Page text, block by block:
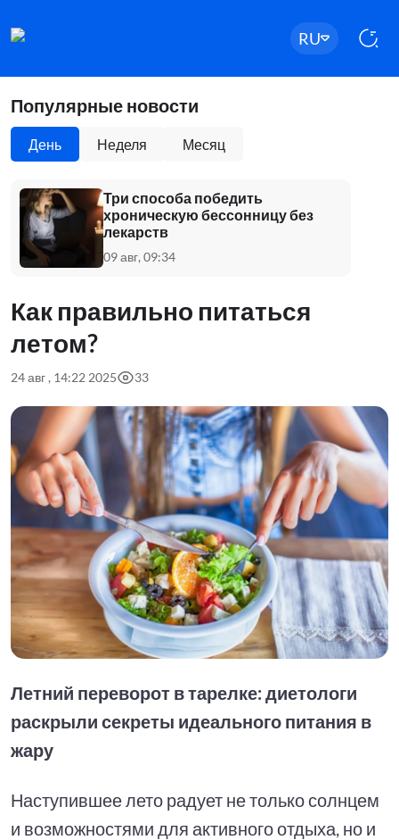
RU
Популярные новости
День Неделя Месяц
Три способа победить
хроническую бессонницу без
лекарств
09 авг, 09:34
Как правильно питаться
летом?
24 авг , 14:22 2025 33
Летний переворот в тарелке: диетологи
раскрыли секреты идеального питания в
жару
Наступившее лето радует не только солнцем
и возможностями для активного отдыха, но и